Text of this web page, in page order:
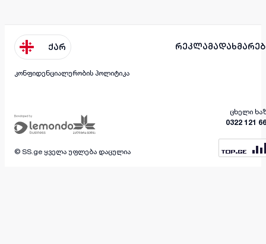
ქარ რეკლამა
კონფიდენციალურობის პოლიტიკა
ცხელი
0322 121
© SS.ge ყველა უფლება დაცულია